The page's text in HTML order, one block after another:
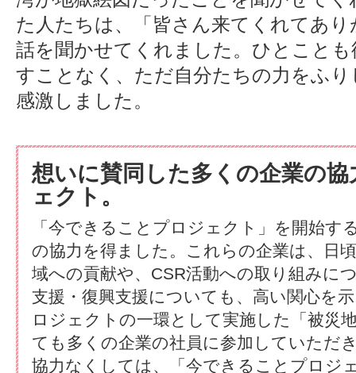
た人たちは、「皆さん来てくれてあ
話を聞かせてくれました。ひとこと
すことなく、ただ自分たちの力をふ
感激しました。
想いに賛同した多くの企業の
ェクト。
「今できることプロジェクト」を開始す
の協力を得ました。これらの企業は、日
域への貢献や、CSR活動への取り組みに
支援・復興支援についても、高い関心を
ロジェクトの一環として実施した「被災
ても多くの企業の社員に参加していただ
協力なくしては、「今できることプロジ